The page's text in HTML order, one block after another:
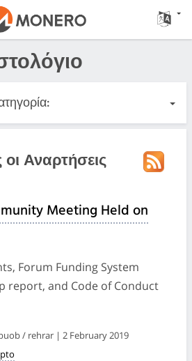
Κυκλοφορίες
Κοινότητα
Συσκέψεων
Αναρτήσεις
Meeting Held on
Forum Funding System
report, and Code of Conduct
/ rehrar | 2 February 2019